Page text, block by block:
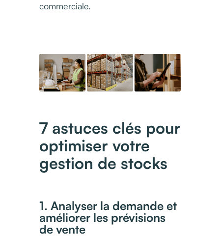
commerciale.
7 astuces clés pour
optimiser votre
gestion de stocks
1. Analyser la demande et
améliorer les prévisions
de vente